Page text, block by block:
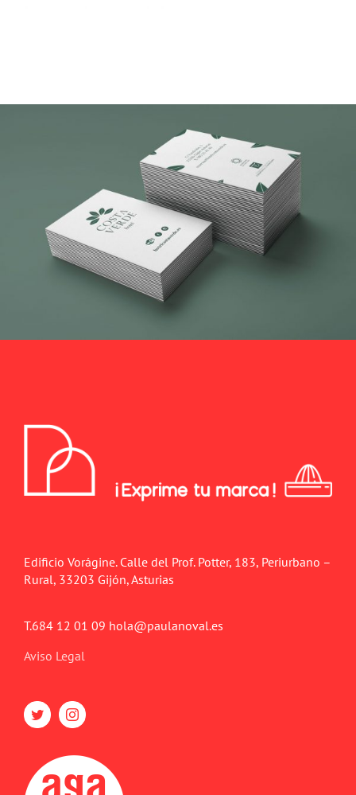
Edificio Vorágine. Calle del Prof. Potter, 183, Periurbano –
Rural, 33203 Gijón, Asturias
T.684 12 01 09 hola@paulanoval.es
Aviso Legal